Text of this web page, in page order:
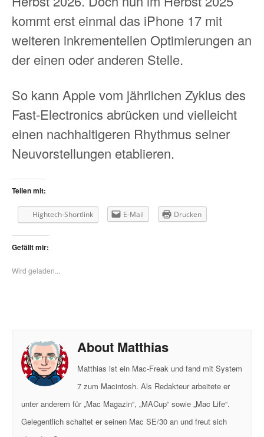
kommt erst einmal das iPhone 17 mit
weiteren inkrementellen Optimierungen an
der einen oder anderen Stelle.
So kann Apple vom jährlichen Zyklus des
Fast-Electronics abrücken und vielleicht
einen nachhaltigeren Rhythmus seiner
Neuvorstellungen etablieren.
Teilen mit:
Hightech-Shortlink E-Mail Drucken
Gefällt mir:
Wird geladen...
About Matthias
Matthias ist ein Mac-Freak und fand mit System
7 zum Macintosh. Als Redakteur arbeitete er
unter anderem für „Mac Magazin“, „MACup“ sowie „Mac Life“.
Gelegentlich schaltet er seinen Mac SE/30 an und freut sich